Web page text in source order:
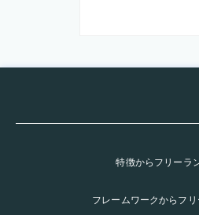
特徴からフリーラ
フレームワークからフ